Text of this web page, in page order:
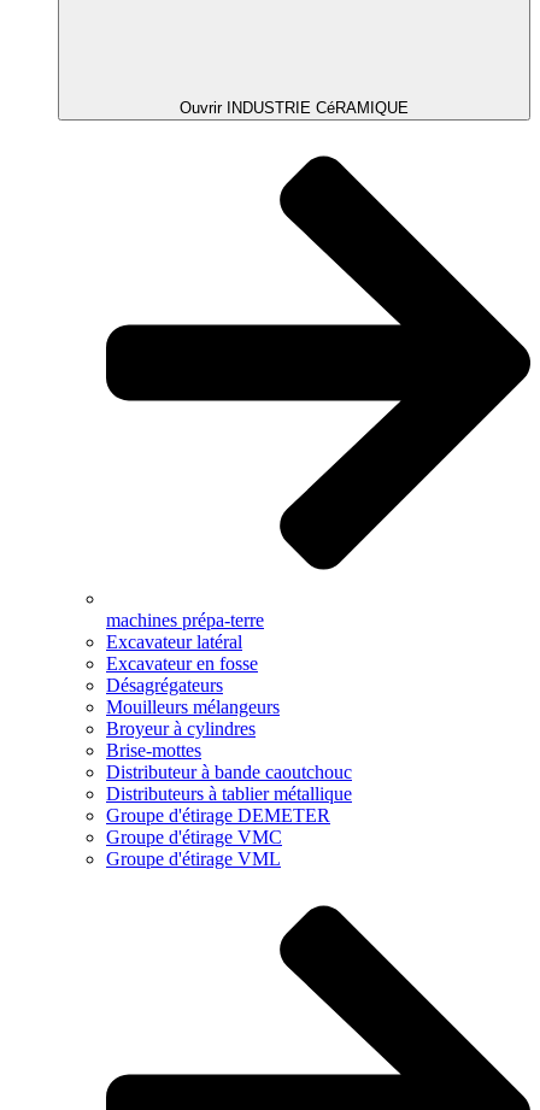
Ouvrir INDUSTRIE CéRAMIQUE
machines prépa-terre
Excavateur latéral
Excavateur en fosse
Désagrégateurs
Mouilleurs mélangeurs
Broyeur à cylindres
Brise-mottes
Distributeur à bande caoutchouc
Distributeurs à tablier métallique
Groupe d'étirage DEMETER
Groupe d'étirage VMC
Groupe d'étirage VML